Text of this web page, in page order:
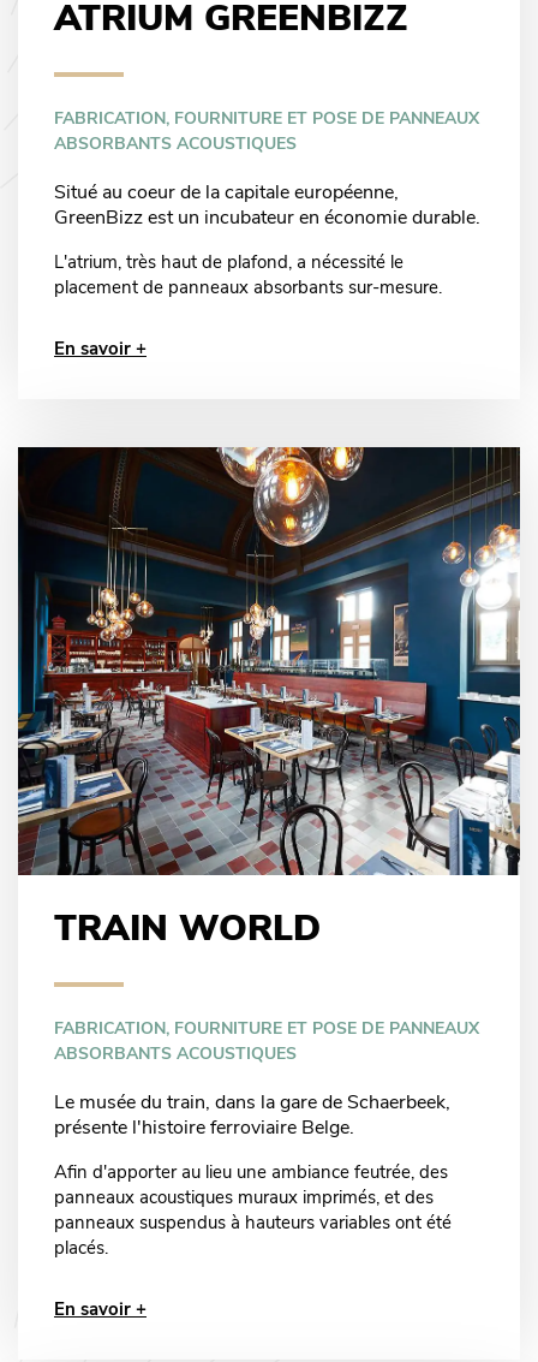
ATRIUM GREENBIZZ
FABRICATION, FOURNITURE ET POSE DE PANNEAUX
ABSORBANTS ACOUSTIQUES
Situé au coeur de la capitale européenne,
GreenBizz est un incubateur en économie durable.
L'atrium, très haut de plafond, a nécessité le
placement de panneaux absorbants sur-mesure.
En savoir +
TRAIN WORLD
FABRICATION, FOURNITURE ET POSE DE PANNEAUX
ABSORBANTS ACOUSTIQUES
Le musée du train, dans la gare de Schaerbeek,
présente l'histoire ferroviaire Belge.
Afin d'apporter au lieu une ambiance feutrée, des
panneaux acoustiques muraux imprimés, et des
panneaux suspendus à hauteurs variables ont été
placés.
En savoir +